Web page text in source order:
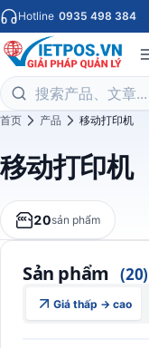
Hotline 0935 498 384
首页 产品 移动打印机
移动打印机
20sản phẩm
Sản phẩm (20)
Giá thấp → cao